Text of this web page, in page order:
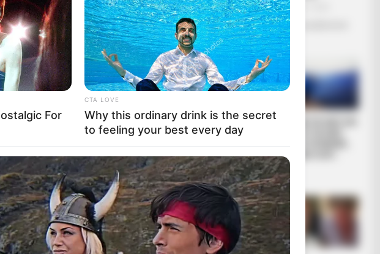
Κυριακή, 2 Οκτωβρίου 2022, 14:20
Αφαίρεση εμφυτεύματος και βιοτσιπ
από...
Τι είναι το
Blockchain του
κβαντικού
χρηματοοικονομικ
ού συστήματος
(QFS);
ΣΤΗΝ ΓΕΡΜΑΝΙΑ…
ΤΙ ΕΙΝΑΙ ΠΟΛΥ...
For
CTA LOVE
Why this ordinary drink is the secret
to feeling your best every day